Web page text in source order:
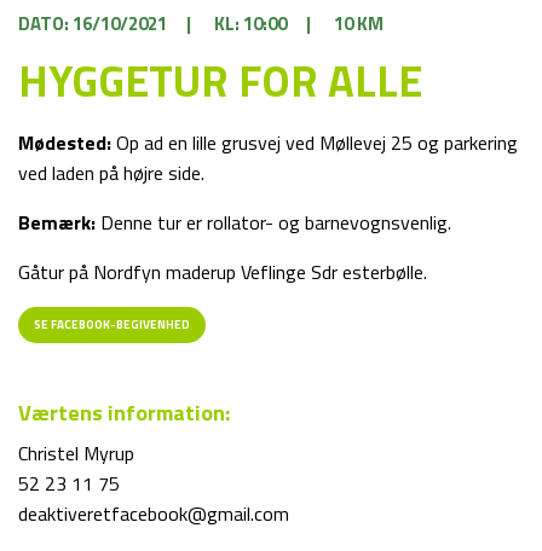
DATO: 16/10/2021 | KL: 10:00 | 10 KM
HYGGETUR FOR ALLE
Mødested:Op ad en lille grusvej ved Møllevej 25 og parkering
ved laden på højre side.
Bemærk: Denne tur er rollator- og barnevognsvenlig.
Gåtur på Nordfyn maderup Veflinge Sdr esterbølle.
SE FACEBOOK-BEGIVENHED
Værtens information:
Christel Myrup
52 23 11 75
deaktiveretfacebook@gmail.com